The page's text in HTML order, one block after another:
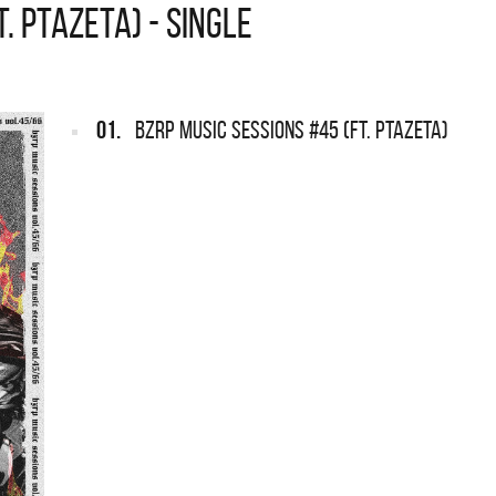
PTAZETA) - SINGLE
01. BZRP Music Sessions #45 (FT. PTAZETA)
ARGENTINA
Patricio Rey y